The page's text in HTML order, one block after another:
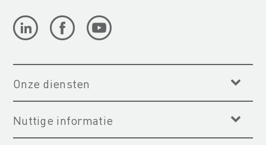
Onze diensten
Nuttige informatie